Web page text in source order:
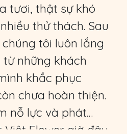
tươi, thật sự khó
thử thách. Sau
tôi luôn lắng
những khách
khắc phục
chưa hoàn thiện.
nỗ lực và phát
Flower giờ đây